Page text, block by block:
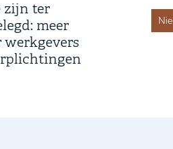
zijn ter
meer